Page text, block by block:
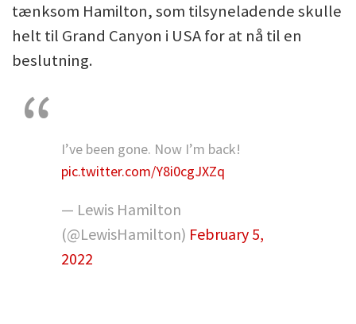
tænksom Hamilton, som tilsyneladende skulle
helt til Grand Canyon i USA for at nå til en
beslutning.
I’ve been gone. Now I’m back!
pic.twitter.com/Y8i0cgJXZq
— Lewis Hamilton
(@LewisHamilton) February 5,
2022